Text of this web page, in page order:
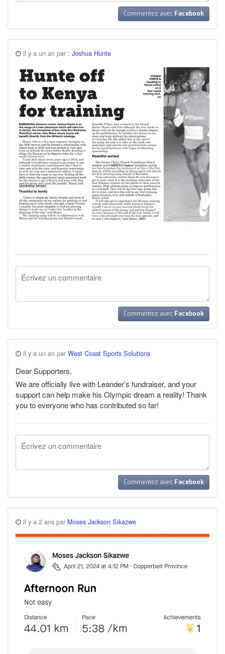
Commentez avec Facebook
il y a un an par : Joshua Hunte
Commentez avec Facebook
il y a un an par West Coast Sports Solutions
Dear Supporters,
We are officially live with Leander’s fundraiser, and your
support can help make his Olympic dream a reality! Thank
you to everyone who has contributed so far!
Commentez avec Facebook
il y a 2 ans par Moses Jackson Sikazwe